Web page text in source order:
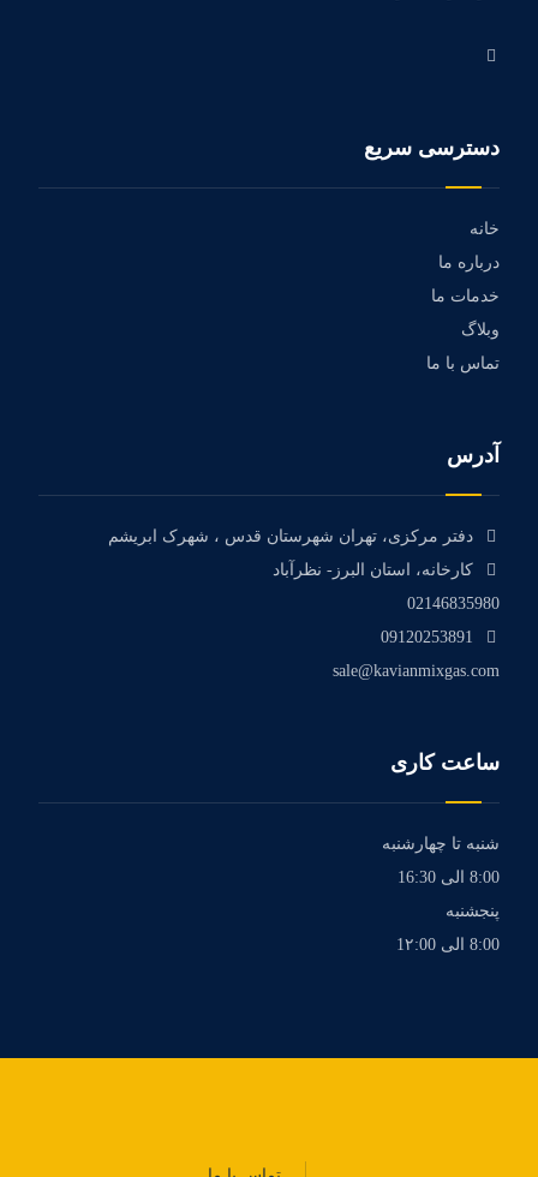
دسترسی سریع
خانه
درباره ما
خدمات ما
وبلاگ
تماس با ما
آدرس
دفتر مرکزی، تهران شهرستان قدس ، شهرک ابریشم
کارخانه، استان البرز- نظرآباد
02146835980
09120253891
sale@kavianmixgas.com
ساعت کاری
شنبه تا چهارشنبه
8:00 الی 16:30
پنجشنبه
8:00 الی 1۲:00